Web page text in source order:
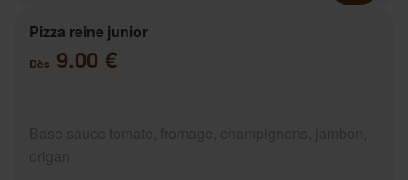
Pizza reine junior
Dès 9.00 €